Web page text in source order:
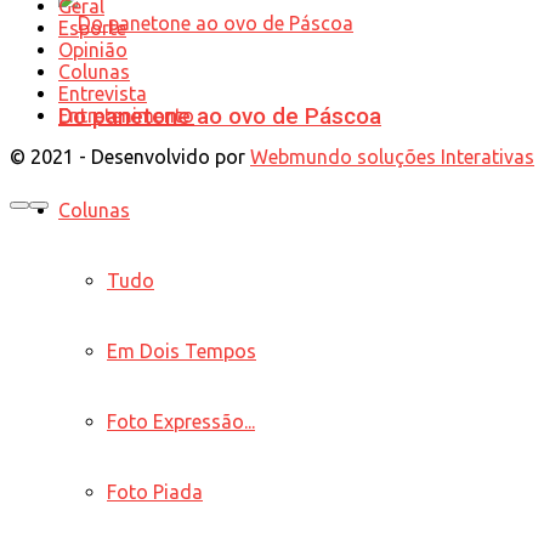
Do panetone ao ovo de Páscoa
Colunas
Tudo
Em Dois Tempos
Foto Expressão...
Foto Piada
Geral
Esporte
Opinião
Colunas
Entrevista
Entretenimento
© 2021 - Desenvolvido por Webmundo soluções Interativas